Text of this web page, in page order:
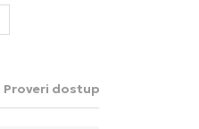
Proveri dostupnost u radnjama